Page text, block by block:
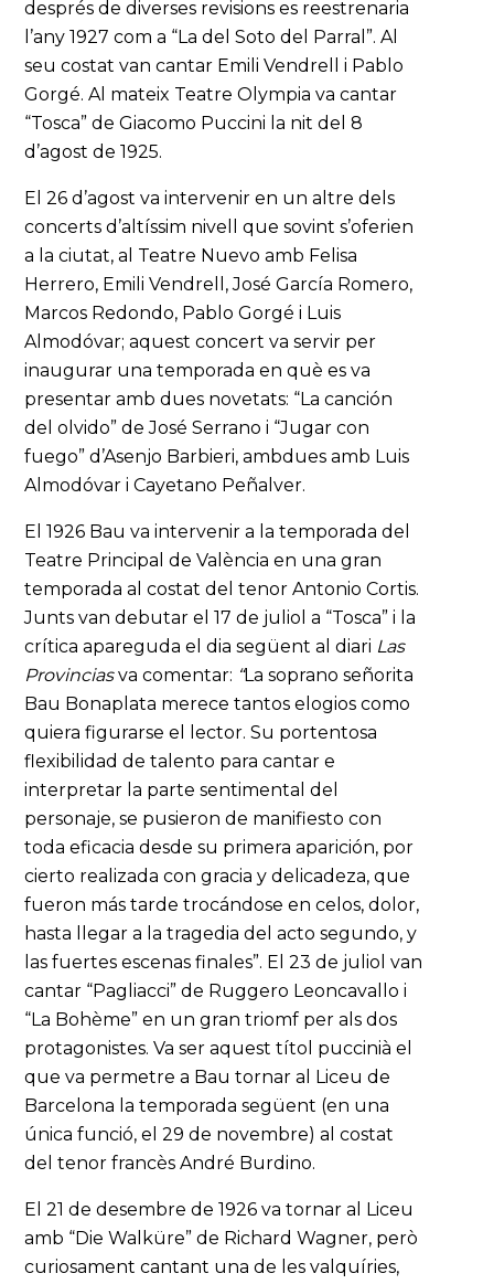
després de diverses revisions es reestrenaria
l’any 1927 com a “La del Soto del Parral”. Al
seu costat van cantar Emili Vendrell i Pablo
Gorgé. Al mateix Teatre Olympia va cantar
“Tosca” de Giacomo Puccini la nit del 8
d’agost de 1925.
El 26 d’agost va intervenir en un altre dels
concerts d’altíssim nivell que sovint s’oferien
a la ciutat, al Teatre Nuevo amb Felisa
Herrero, Emili Vendrell, José García Romero,
Marcos Redondo, Pablo Gorgé i Luis
Almodóvar; aquest concert va servir per
inaugurar una temporada en què es va
presentar amb dues novetats: “La canción
del olvido” de José Serrano i “Jugar con
fuego” d’Asenjo Barbieri, ambdues amb Luis
Almodóvar i Cayetano Peñalver.
El 1926 Bau va intervenir a la temporada del
Teatre Principal de València en una gran
temporada al costat del tenor Antonio Cortis.
Junts van debutar el 17 de juliol a “Tosca” i la
crítica apareguda el dia següent al diari Las
Provinciasva comentar: “La soprano señorita
Bau Bonaplata merece tantos elogios como
quiera figurarse el lector. Su portentosa
flexibilidad de talento para cantar e
interpretar la parte sentimental del
personaje, se pusieron de manifiesto con
toda eficacia desde su primera aparición, por
cierto realizada con gracia y delicadeza, que
fueron más tarde trocándose en celos, dolor,
hasta llegar a la tragedia del acto segundo, y
las fuertes escenas finales”. El 23 de juliol van
cantar “Pagliacci” de Ruggero Leoncavallo i
“La Bohème” en un gran triomf per als dos
protagonistes. Va ser aquest títol puccinià el
que va permetre a Bau tornar al Liceu de
Barcelona la temporada següent (en una
única funció, el 29 de novembre) al costat
del tenor francès André Burdino.
El 21 de desembre de 1926 va tornar al Liceu
amb “Die Walküre” de Richard Wagner, però
curiosament cantant una de les valquíries,